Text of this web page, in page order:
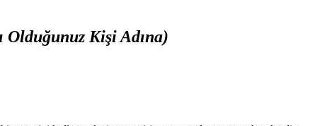
Olduğunuz Kişi Adına)